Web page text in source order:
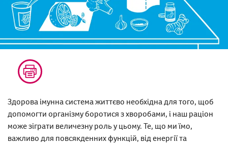
Здорова імунна система життєво необхідна для того, щоб
допомогти організму боротися з хворобами, і наш раціон
може зіграти величезну роль у цьому. Те, що ми їмо,
важливо для повсякденних функцій, від енергії та